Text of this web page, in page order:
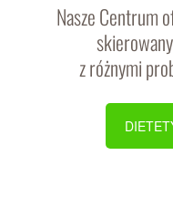
Nasze Centrum
z różnymi